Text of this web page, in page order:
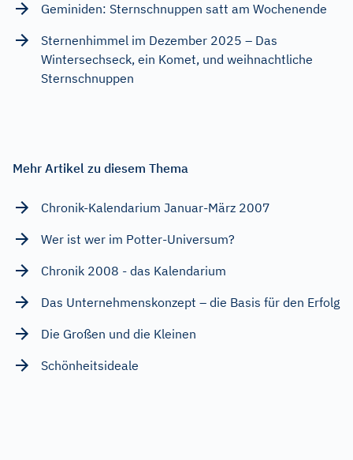
Geminiden: Sternschnuppen satt am Wochenende
Sternenhimmel im Dezember 2025 – Das
Wintersechseck, ein Komet, und weihnachtliche
Sternschnuppen
Mehr Artikel zu diesem Thema
Chronik-Kalendarium Januar-März 2007
Wer ist wer im Potter-Universum?
Chronik 2008 - das Kalendarium
Das Unternehmenskonzept – die Basis für den Erfolg
Die Großen und die Kleinen
Schönheitsideale